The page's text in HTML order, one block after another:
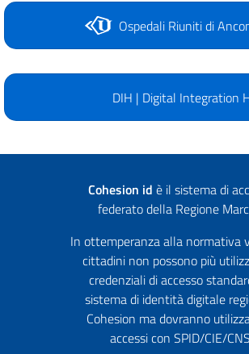
Ospedali Riuniti di
DIH | Digital Integration
Cohesion id è il sistema di
federato della Regione
In ottemperanza alla normativa
cittadini non possono più
credenziali di accesso
sistema di identità digitale
Cohesion ma dovranno
accessi con SPID/CIE/